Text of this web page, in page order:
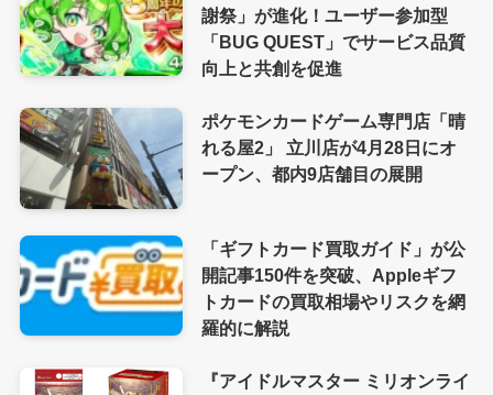
謝祭」が進化！ユーザー参加型
「BUG QUEST」でサービス品質
向上と共創を促進
ポケモンカードゲーム専門店「晴
れる屋2」 立川店が4月28日にオ
ープン、都内9店舗目の展開
「ギフトカード買取ガイド」が公
開記事150件を突破、Appleギフ
トカードの買取相場やリスクを網
羅的に解説
『アイドルマスター ミリオンライ